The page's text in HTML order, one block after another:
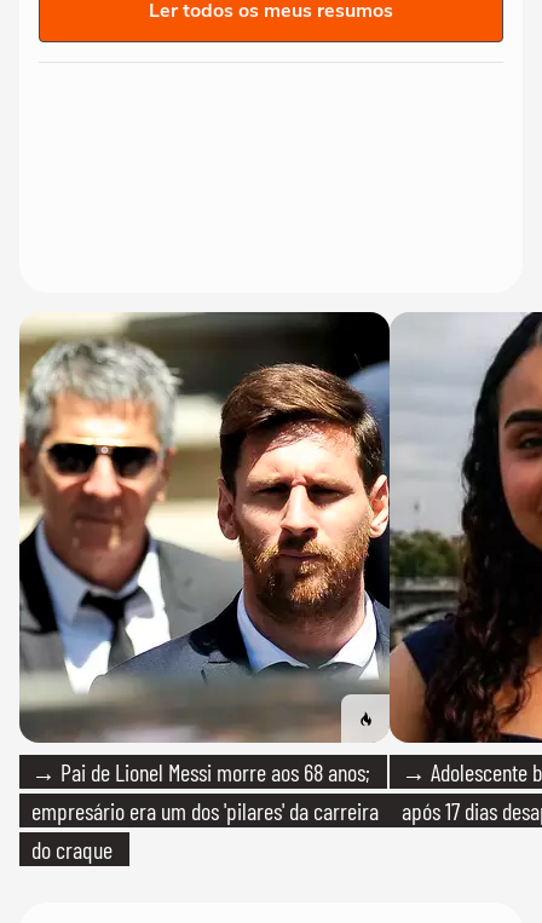
Ler todos os meus resumos
→ Pai de Lionel Messi morre aos 68 anos;
empresário era um dos 'pilares' da carreira
do craque
→ Adolescente
após 17 dias